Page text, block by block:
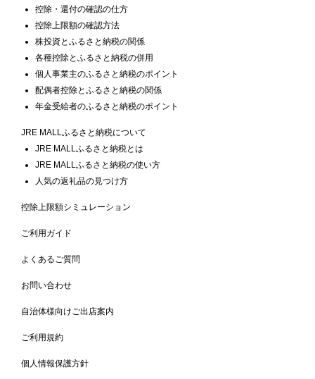
控除・還付の確認の仕方
控除上限額の確認方法
株投資とふるさと納税の関係
各種控除とふるさと納税の併用
個人事業主のふるさと納税のポイント
配偶者控除とふるさと納税の関係
年金受給者のふるさと納税のポイント
JRE MALLふるさと納税について
JRE MALLふるさと納税とは
JRE MALLふるさと納税の使い方
人気の返礼品の見つけ方
控除上限額シミュレーション
ご利用ガイド
よくあるご質問
お問い合わせ
自治体様向けご出店案内
ご利用規約
個人情報保護方針